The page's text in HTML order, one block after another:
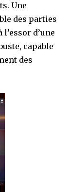
Une
des parties
d’une
capable
des